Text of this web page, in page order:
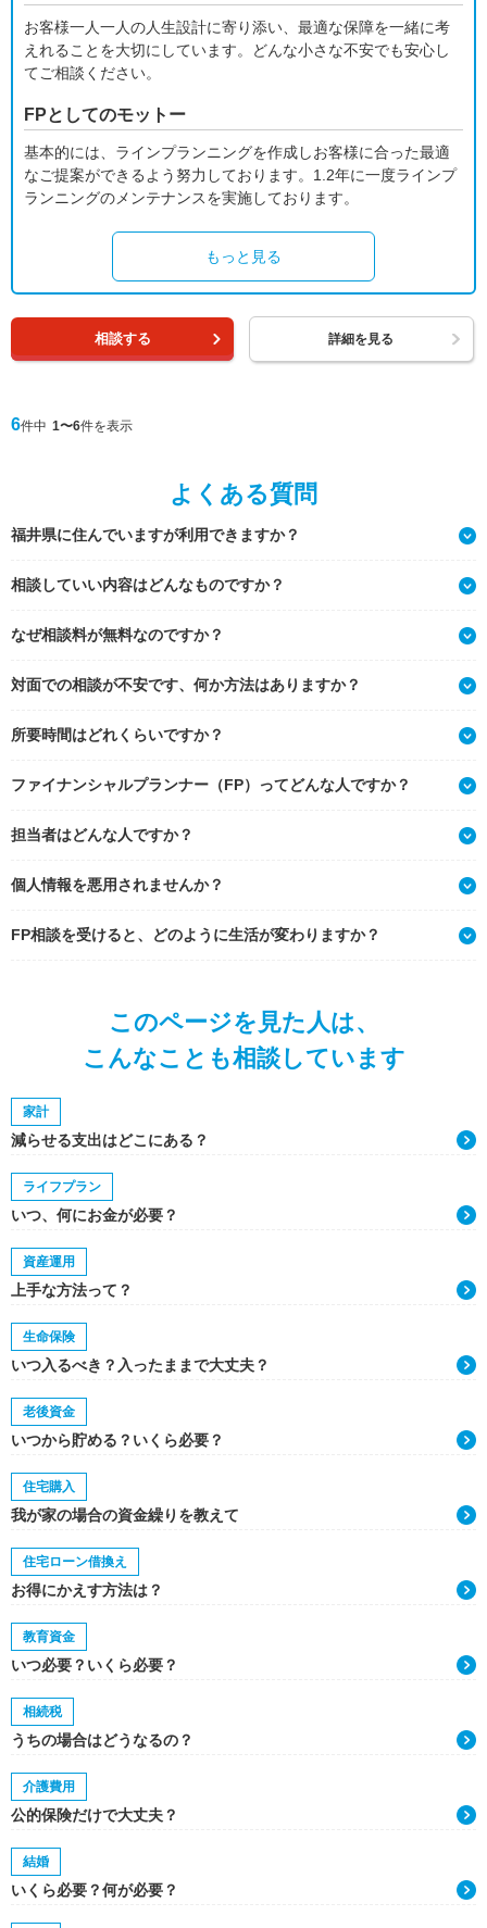
お客様一人一人の人生設計に寄り添い、最適な保障を一緒に考
えれることを大切にしています。どんな小さな不安でも安心し
てご相談ください。
FPとしてのモットー
基本的には、ラインプランニングを作成しお客様に合った最適
なご提案ができるよう努力しております。1.2年に一度ラインプ
ランニングのメンテナンスを実施しております。
もっと見る
相談する 詳細を見る
6件中 1〜6件を表示
よくある質問
福井県に住んでいますが利用できますか？
相談していい内容はどんなものですか？
なぜ相談料が無料なのですか？
対面での相談が不安です、何か方法はありますか？
所要時間はどれくらいですか？
ファイナンシャルプランナー（FP）ってどんな人ですか？
担当者はどんな人ですか？
個人情報を悪用されませんか？
FP相談を受けると、どのように生活が変わりますか？
このページを見た人は、
こんなことも相談しています
家計
減らせる支出はどこにある？
ライフプラン
いつ、何にお金が必要？
資産運用
上手な方法って？
生命保険
いつ入るべき？入ったままで大丈夫？
老後資金
いつから貯める？いくら必要？
住宅購入
我が家の場合の資金繰りを教えて
住宅ローン借換え
お得にかえす方法は？
教育資金
いつ必要？いくら必要？
相続税
うちの場合はどうなるの？
介護費用
公的保険だけで大丈夫？
結婚
いくら必要？何が必要？